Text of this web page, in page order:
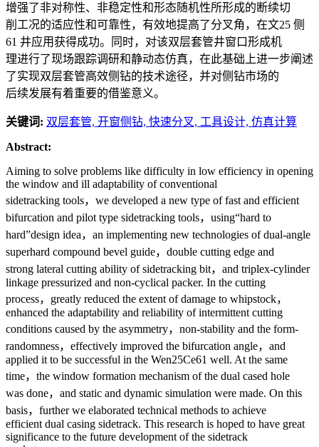
增强了非对称性、非稳定性和形态随机性所形成的断续切
削工况的适应性和可靠性，有效地提高了分叉角，在文25 侧
61 井应用获得成功。同时，对该双层套管井窗口形成机
理进行了现场跟踪调研和静动态仿真，在此基础上进一步阐述
了实现双层套管高效侧钻的技术途径，并对侧钻市场的
后续发展有着重要的借鉴意义。
关键词: 双层套管, 开窗侧钻, 快速分叉, 工具设计, 仿真计算
Abstract:
Aiming to solve problems like difficulty in low efficiency in opening
the window and ill adaptability of conventional
sidetracking tools，we developed a new type of fast and efficient
bifurcation and pilot type sidetracking tools，using“hard to
hard”design idea，an implementing new technologies of dual-angle
superhard compound bevel guide，double cutting edge and
strong lateral cutting ability of sidetracking bit，and triplex-cylinder
linkage pressurized and non-cyclical packer. In the cutting
process，greatly reduced the extent of damage to whipstock，
enhanced the adaptability and reliability of intermittent cutting
conditions caused by the asymmetry，non-stability and the form-
randomness，effectively improved the bifurcation angle，and
applied it to be successful in the Wen25Ce61 well. At the same
time，the window formation mechanism of the dual cased hole
was done，and static and dynamic simulation were made. On this
basis，further we elaborated technical methods to achieve
efficient dual casing sidetrack. This research is hoped to have great
significance to the future development of the sidetrack